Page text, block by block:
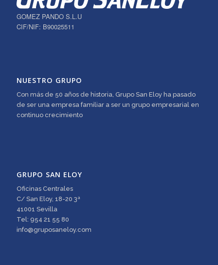
GOMEZ PANDO S.L.U
CIF/NIF: B90025511
NUESTRO GRUPO
Con más de 50 años de historia, Grupo San Eloy ha pasado
de ser una empresa familiar a ser un grupo empresarial en
continuo crecimiento
GRUPO SAN ELOY
Oficinas Centrales
C/ San Eloy, 18-20 3ª
41001 Sevilla
Tel: 954 21 55 80
info@gruposaneloy.com